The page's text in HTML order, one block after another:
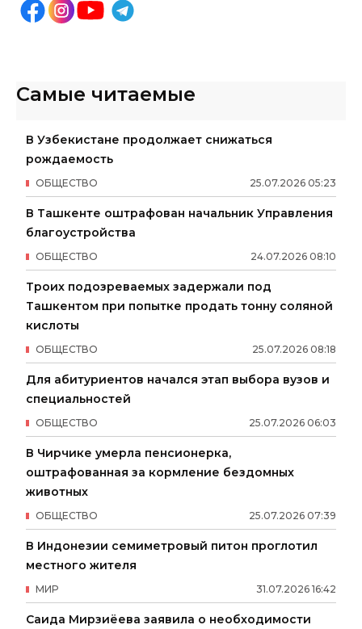
Самые читаемые
В Узбекистане продолжает снижаться
рождаемость
25.07.2026 05:23
ОБЩЕСТВО
В Ташкенте оштрафован начальник Управления
благоустройства
24.07.2026 08:10
ОБЩЕСТВО
Троих подозреваемых задержали под
Ташкентом при попытке продать тонну соляной
кислоты
25.07.2026 08:18
ОБЩЕСТВО
Для абитуриентов начался этап выбора вузов и
специальностей
25.07.2026 06:03
ОБЩЕСТВО
В Чирчике умерла пенсионерка,
оштрафованная за кормление бездомных
животных
25.07.2026 07:39
ОБЩЕСТВО
В Индонезии семиметровый питон проглотил
местного жителя
31.07.2026 16:42
МИР
Саида Мирзиёева заявила о необходимости